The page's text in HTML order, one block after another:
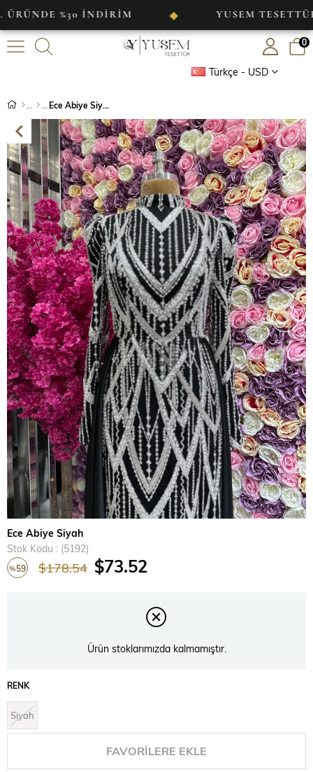
%30 İNDİRİM ◆ YUSEM TESETTÜR
Türkçe - USD
0
Ece Abiye Siyah
›
Ece Abiye Siyah
Stok Kodu
(5192)
%59 $178.54 $73.52
Ürün stoklarımızda kalmamıştır.
RENK
Siyah
FAVORILERE EKLE